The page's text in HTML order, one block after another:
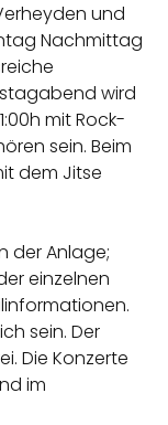
und
Nachmittag
wird
mit Rock-
sein. Beim
dem Jitse
der Anlage;
einzelnen
sein. Der
Die Konzerte
im